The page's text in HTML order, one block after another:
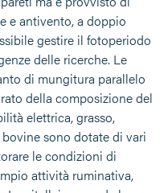
e antivento, a doppio
gestire il fotoperiodo
delle ricerche. Le
di mungitura parallelo
della composizione del
elettrica, grasso,
sono dotate di vari
le condizioni di
attività ruminativa,